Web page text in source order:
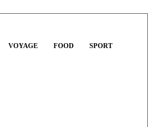
VOYAGE FOOD SPORT